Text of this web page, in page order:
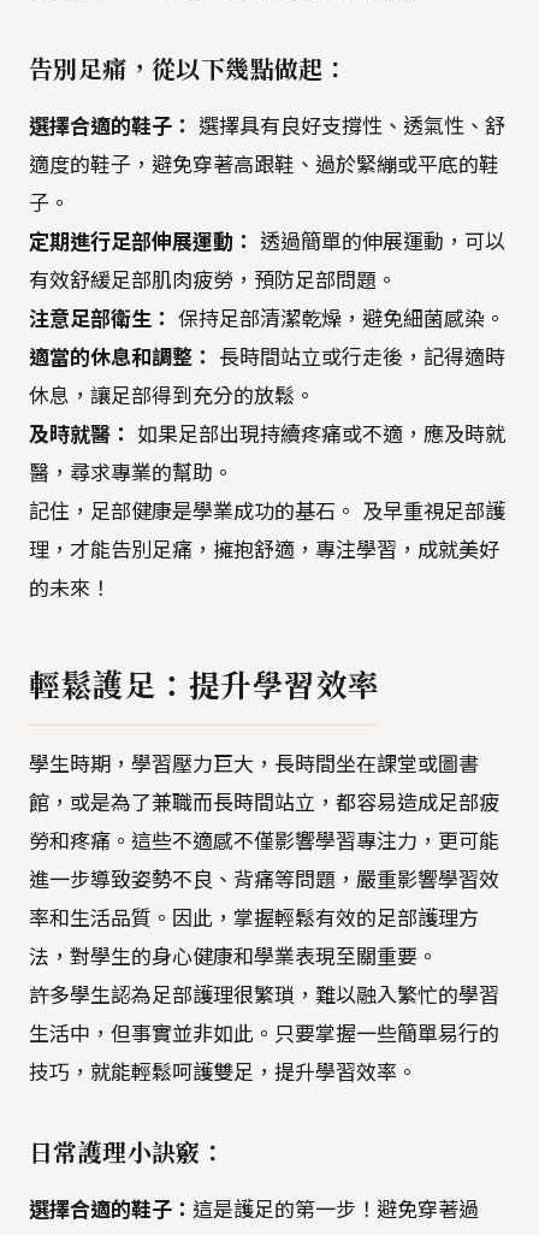
告別足痛，從以下幾點做起：
選擇合適的鞋子：
選擇具有良好支撐性、透氣性、舒
適度的鞋子，避免穿著高跟鞋、過於緊繃或平底的鞋
子。
定期進行足部伸展運動：
透過簡單的伸展運動，可以
有效舒緩足部肌肉疲勞，預防足部問題。
注意足部衛生： 保持足部清潔乾燥，避免細菌感染。
適當的休息和調整：
長時間站立或行走後，記得適時
休息，讓足部得到充分的放鬆。
及時就醫： 如果足部出現持續疼痛或不適，應及時就
醫，尋求專業的幫助。
記住，足部健康是學業成功的基石。 及早重視足部護
理，才能告別足痛，擁抱舒適，專注學習，成就美好
的未來！
輕鬆護足：提升學習效率
學生時期，學習壓力巨大，長時間坐在課堂或圖書
館，或是為了兼職而長時間站立，都容易造成足部疲
勞和疼痛。這些不適感不僅影響學習專注力，更可能
進一步導致姿勢不良、背痛等問題，嚴重影響學習效
率和生活品質。因此，掌握輕鬆有效的足部護理方
法，對學生的身心健康和學業表現至關重要。
許多學生認為足部護理很繁瑣，難以融入繁忙的學習
生活中，但事實並非如此。只要掌握一些簡單易行的
技巧，就能輕鬆呵護雙足，提升學習效率。
日常護理小訣竅：
選擇合適的鞋子： 這是護足的第一步！避免穿著過